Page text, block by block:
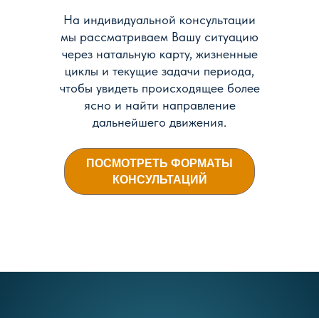
На индивидуальной консультации
мы рассматриваем Вашу ситуацию
через натальную карту, жизненные
циклы и текущие задачи периода,
чтобы увидеть происходящее более
ясно и найти направление
дальнейшего движения.
ПОСМОТРЕТЬ ФОРМАТЫ
КОНСУЛЬТАЦИЙ